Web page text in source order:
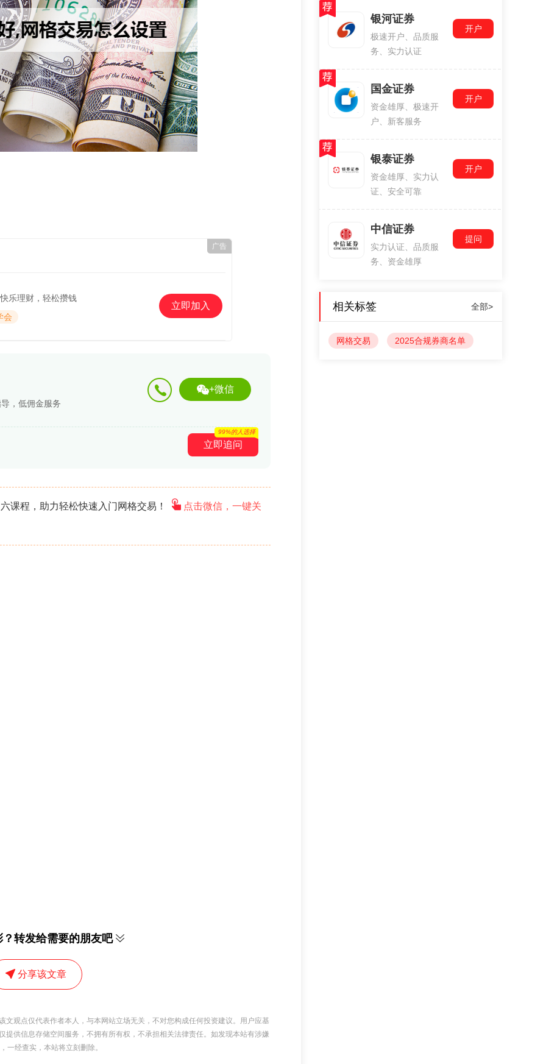
快乐理财，轻松攒钱
会
立即加入
广告
，低佣金服务
+微信
立即追问
99%的人选择
课程，助力轻松快速入门网格交易！ 点击微信，一键关
转发给需要的朋友吧
分享该文章
观点仅代表作者本人，与本网站立场无关，不对您构成任何投资建议。用户应基
供信息存储空间服务，不拥有所有权，不承担相关法律责任。如发现本站有涉嫌
一经查实，本站将立刻删除。
银河证券
极速开户、品质服
务、实力认证
开户
国金证券
资金雄厚、极速开
户、新客服务
开户
银泰证券
资金雄厚、实力认
证、安全可靠
开户
中信证券
实力认证、品质服
务、资金雄厚
提问
相关标签 全部>
网格交易 2025合规券商名单